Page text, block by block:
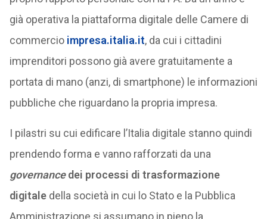
già operativa la piattaforma digitale delle Camere di
commercio impresa.italia.it, da cui i cittadini
imprenditori possono già avere gratuitamente a
portata di mano (anzi, di smartphone) le informazioni
pubbliche che riguardano la propria impresa.
I pilastri su cui edificare l’Italia digitale stanno quindi
prendendo forma e vanno rafforzati da una
governancedei processi di trasformazione
digitaledella società in cui lo Stato e la Pubblica
Amministrazione si assumano in pieno la